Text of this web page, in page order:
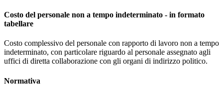
Costo del personale non a tempo indeterminato - in formato
tabellare
Costo complessivo del personale con rapporto di lavoro non a tempo
indeterminato, con particolare riguardo al personale assegnato agli
uffici di diretta collaborazione con gli organi di indirizzo politico.
Normativa